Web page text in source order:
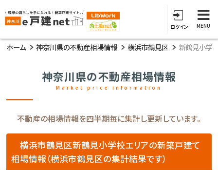
ログイン MENU
ホーム 神奈川県の不動産相場情報 横浜市鶴見区 新鶴見小学
神奈川県の不動産相場情報
Market price information
不動産の相場情報を四半期毎に集計し更新しています。
横浜市鶴見区新鶴見小学校エリアの新築戸建て
相場情報（横浜市鶴見区の集計結果です）